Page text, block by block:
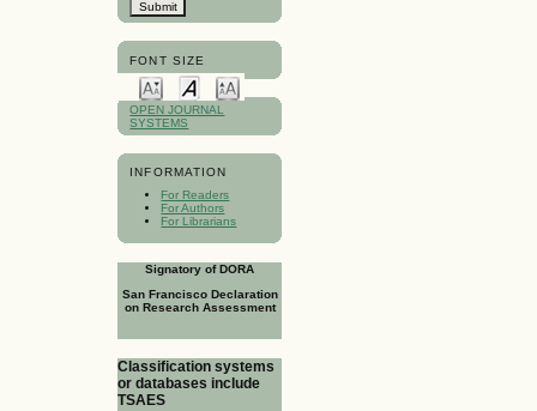
FONT SIZE
OPEN JOURNAL
SYSTEMS
INFORMATION
For Readers
For Authors
For Librarians
Signatory of DORA
San Francisco Declaration
on Research Assessment
Classification systems
or databases include
TSAES